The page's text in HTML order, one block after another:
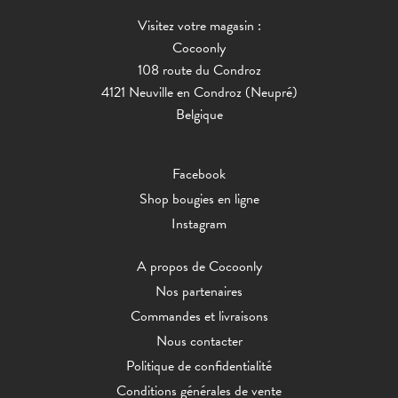
Visitez votre magasin :
Cocoonly
108 route du Condroz
4121 Neuville en Condroz (Neupré)
Belgique
Facebook
Shop bougies en ligne
Instagram
A propos de Cocoonly
Nos partenaires
Commandes et livraisons
Nous contacter
Politique de confidentialité
Conditions générales de vente